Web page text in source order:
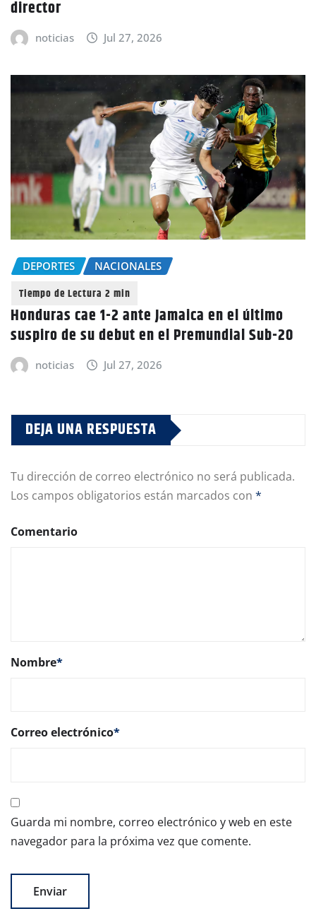
director
noticias Jul 27, 2026
DEPORTES NACIONALES
Honduras cae 1-2 ante Jamaica en el último
suspiro de su debut en el Premundial Sub-20
noticias Jul 27, 2026
DEJA UNA RESPUESTA
Tu dirección de correo electrónico no será publicada.
Los campos obligatorios están marcados con *
Comentario
Nombre*
Correo electrónico*
Guarda mi nombre, correo electrónico y web en este
navegador para la próxima vez que comente.